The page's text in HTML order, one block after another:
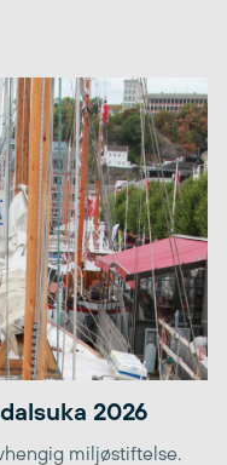
2026
miljøstiftelse.